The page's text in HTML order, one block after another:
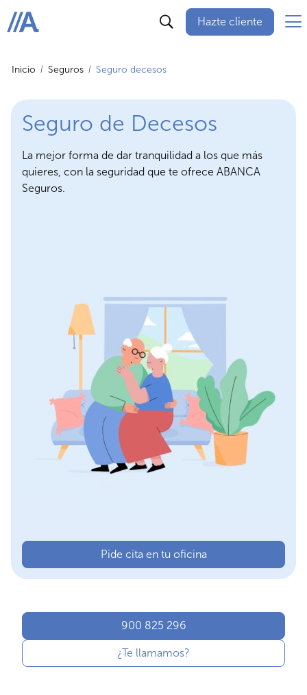
ABANCA
Hazte cliente
Inicio Seguros Seguro decesos
Seguro de Decesos
La mejor forma de dar tranquilidad a los que más
quieres, con la seguridad que te ofrece ABANCA
Seguros.
Pide cita en tu oficina
900 825 296
¿Te llamamos?